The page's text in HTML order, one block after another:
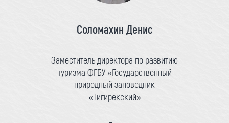
Соломахин Денис
Заместитель директора по развитию
туризма ФГБУ «Государственный
природный заповедник
«Тигирекский»